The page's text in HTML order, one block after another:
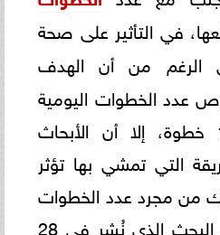
في التأثير على صحة
الرغم من أن الهدف
عدد الخطوات اليومية
يبلغ حوالي 10،000 خطوة، إلا أن الأبحاث
التي تمشي بها تؤثر
من مجرد عدد الخطوات
التي تقوم بها، يحدد البحث الذي نُشر في 28